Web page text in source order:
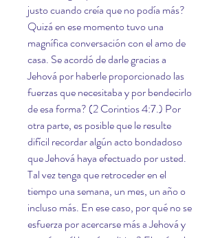
justo cuando creía que no podía más?
Quizá en ese momento tuvo una
magnífica conversación con el amo de
casa. Se acordó de darle gracias a
Jehová por haberle proporcionado las
fuerzas que necesitaba y por bendecirlo
de esa forma? (2 Corintios 4:7.) Por
otra parte, es posible que le resulte
difícil recordar algún acto bondadoso
que Jehová haya efectuado por usted.
Tal vez tenga que retroceder en el
tiempo una semana, un mes, un año o
incluso más. En ese caso, por qué no se
esfuerza por acercarse más a Jehová y